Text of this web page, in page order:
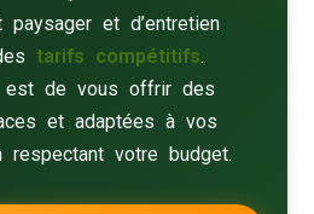
paysager et d’entretien
tarifs compétitifs.
est de vous offrir des
et adaptées à vos
respectant votre budget.